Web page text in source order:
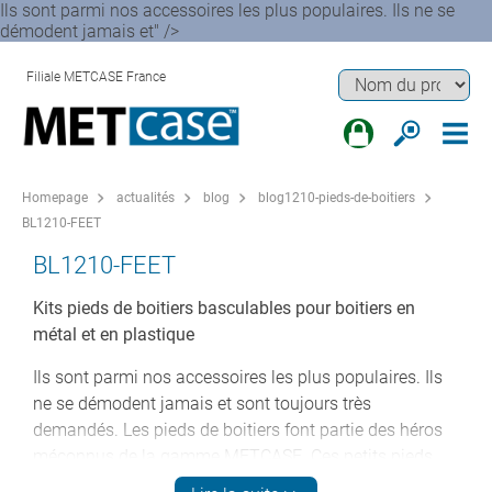
Ils sont parmi nos accessoires les plus populaires. Ils ne se
démodent jamais et" />
Filiale METCASE France
Homepage actualités blog
blog1210-pieds-de-boitiers
BL1210-FEET
BL1210-FEET
Kits pieds de boitiers basculables pour boitiers en
métal et en plastique
Ils sont parmi nos accessoires les plus populaires. Ils
ne se démodent jamais et sont toujours très
demandés. Les pieds de boitiers font partie des héros
méconnus de la gamme METCASE. Ces petits pieds
basculables peuvent transformer l'ergonomie d'un